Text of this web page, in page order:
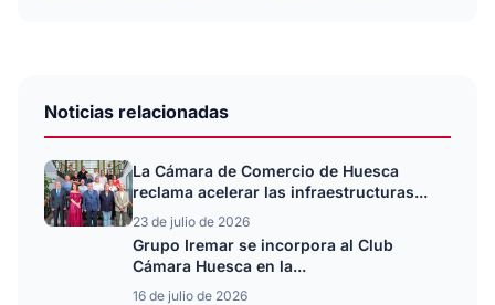
Noticias relacionadas
La Cámara de Comercio de Huesca
reclama acelerar las infraestructuras...
23 de julio de 2026
Grupo Iremar se incorpora al Club
Cámara Huesca en la...
16 de julio de 2026